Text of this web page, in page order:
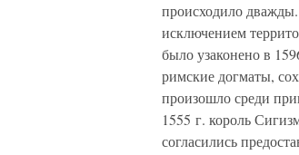
происходило
исключением
было узаконено в
римские догматы,
произошло среди
1555 г. король
согласились